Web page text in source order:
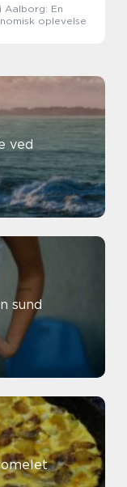
Aalborg: En
oplevelse
ved
sund